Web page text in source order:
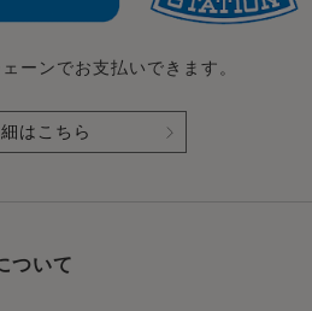
ーンでお支払いできます。
はこちら
ついて